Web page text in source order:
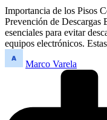
Importancia de los Pisos
Prevención de Descargas
esenciales para evitar
equipos electrónicos.
Publicado
Marco Varela